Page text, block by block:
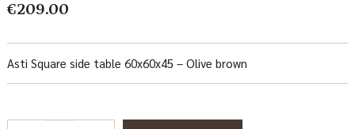
€209.00
Asti Square side table 60x60x45 – Olive brown